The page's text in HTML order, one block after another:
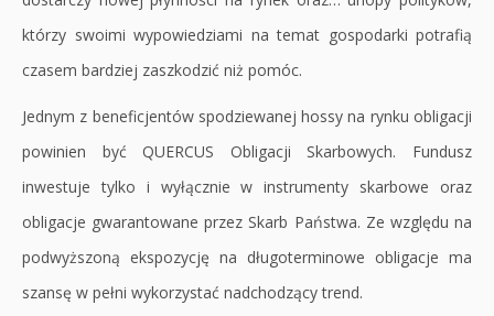
którzy swoimi wypowiedziami na temat gospodarki potrafią
czasem bardziej zaszkodzić niż pomóc.
Jednym z beneficjentów spodziewanej hossy na rynku obligacji
powinien być QUERCUS Obligacji Skarbowych. Fundusz
inwestuje tylko i wyłącznie w instrumenty skarbowe oraz
obligacje gwarantowane przez Skarb Państwa. Ze względu na
podwyższoną ekspozycję na długoterminowe obligacje ma
szansę w pełni wykorzystać nadchodzący trend.